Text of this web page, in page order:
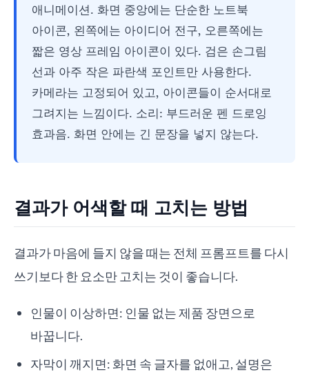
애니메이션. 화면 중앙에는 단순한 노트북
아이콘, 왼쪽에는 아이디어 전구, 오른쪽에는
짧은 영상 프레임 아이콘이 있다. 검은 손그림
선과 아주 작은 파란색 포인트만 사용한다.
카메라는 고정되어 있고, 아이콘들이 순서대로
그려지는 느낌이다. 소리: 부드러운 펜 드로잉
효과음. 화면 안에는 긴 문장을 넣지 않는다.
결과가 어색할 때 고치는 방법
결과가 마음에 들지 않을 때는 전체 프롬프트를 다시
쓰기보다 한 요소만 고치는 것이 좋습니다.
인물이 이상하면: 인물 없는 제품 장면으로
바꿉니다.
자막이 깨지면: 화면 속 글자를 없애고, 설명은